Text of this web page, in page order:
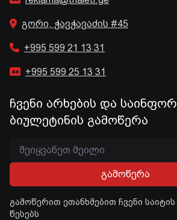
გორი, ჭავჭავაძის #45
+995 599 21 13 31
+995 599 25 13 31
ჩვენი არხების და
ბიულეტინის გამოწერა
გამოწერა
გამოწერით ეთანხმებით ჩვენი
წესებს